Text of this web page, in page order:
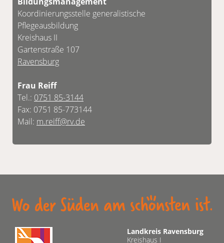
Koordinierungsstelle generalistische
Pflegeausbildung
Kreishaus II
Gartenstraße 107
Ravensburg
Frau Reiff
Tel.: 0751 85-3144
Fax: 0751 85-773144
Mail: m.reiff@rv.de
Landkreis Ravensburg
Kreishaus I